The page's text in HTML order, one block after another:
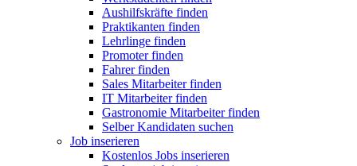
Aushilfskräfte finden
Praktikanten finden
Lehrlinge finden
Promoter finden
Fahrer finden
Sales Mitarbeiter finden
IT Mitarbeiter finden
Gastronomie Mitarbeiter finden
Selber Kandidaten suchen
Job inserieren
Kostenlos Jobs inserieren